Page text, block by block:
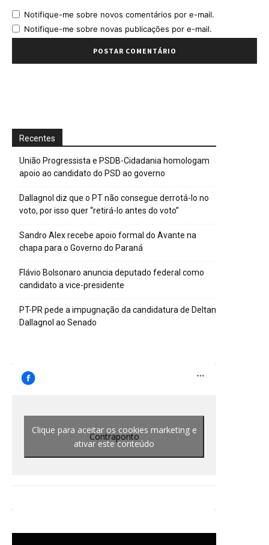
Notifique-me sobre novos comentários por e-mail.
Notifique-me sobre novas publicações por e-mail.
Recentes
União Progressista e PSDB-Cidadania homologam
apoio ao candidato do PSD ao governo
Dallagnol diz que o PT não consegue derrotá-lo no
voto, por isso quer “retirá-lo antes do voto”
Sandro Alex recebe apoio formal do Avante na
chapa para o Governo do Paraná
Flávio Bolsonaro anuncia deputado federal como
candidato a vice-presidente
PT-PR pede a impugnação da candidatura de Deltan
Dallagnol ao Senado
Contraponto
Clique para aceitar os cookies marketing e
ativar este conteúdo